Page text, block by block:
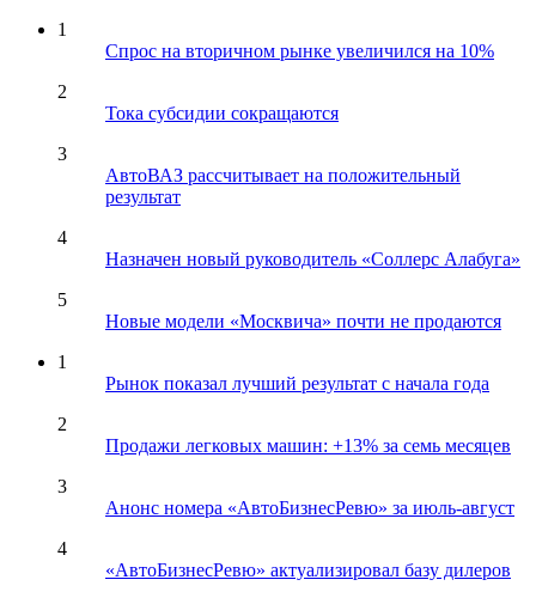
1
Спрос на вторичном рынке увеличился на 10%
2
Тока субсидии сокращаются
3
АвтоВАЗ рассчитывает на положительный
результат
4
Назначен новый руководитель «Соллерс Алабуга»
5
Новые модели «Москвича» почти не продаются
1
Рынок показал лучший результат с начала года
2
Продажи легковых машин: +13% за семь месяцев
3
Анонс номера «АвтоБизнесРевю» за июль-август
4
«АвтоБизнесРевю» актуализировал базу дилеров